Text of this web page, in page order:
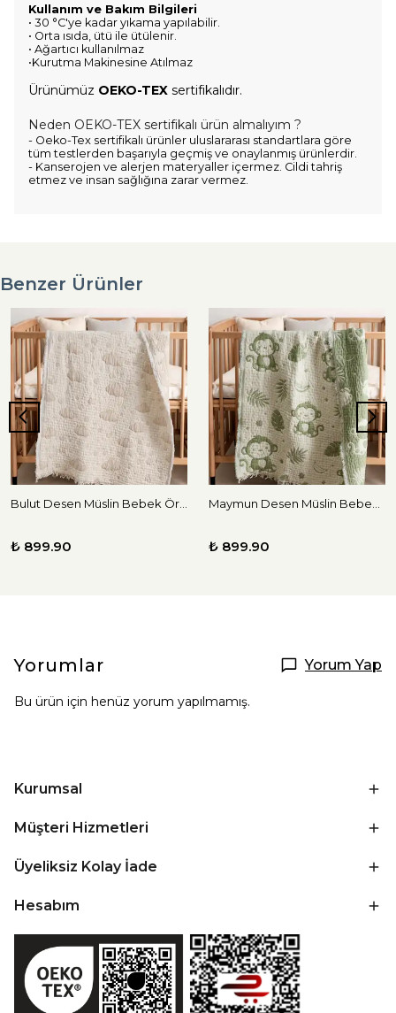
Kullanım ve Bakım Bilgileri
• 30 °C'ye kadar yıkama yapılabilir.
• Orta ısıda, ütü ile ütülenir.
• Ağartıcı kullanılmaz
•Kurutma Makinesine Atılmaz
Ürünümüz OEKO-TEX sertifikalıdır.
Neden OEKO-TEX sertifikalı ürün almalıyım ?
- Oeko-Tex sertifikalı ürünler uluslararası standartlara göre
tüm testlerden başarıyla geçmiş ve onaylanmış ürünlerdir.
- Kanserojen ve alerjen materyaller içermez. Cildi tahriş
etmez ve insan sağlığına zarar vermez.
Benzer Ürünler
₺ 899.90 ₺ 899.90
Yorumlar Yorum Yap
Bu ürün için henüz yorum yapılmamış.
Kurumsal
Müşteri Hizmetleri
Üyeliksiz Kolay İade
Hesabım